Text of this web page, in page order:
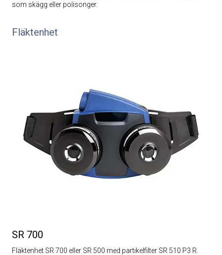
som skägg eller polisonger.
Fläktenhet
SR 700
Fläktenhet SR 700 eller SR 500 med partikelfilter SR 510 P3 R.